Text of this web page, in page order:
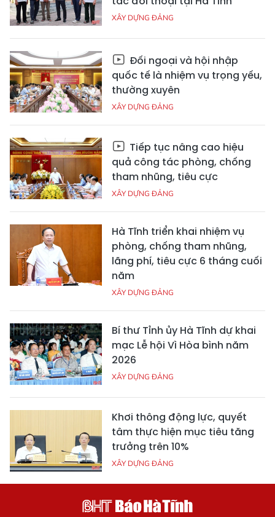
XÂY DỰNG ĐẢNG
Đối ngoại và hội nhập
quốc tế là nhiệm vụ trọng yếu,
thường xuyên
XÂY DỰNG ĐẢNG
Tiếp tục nâng cao hiệu
quả công tác phòng, chống
tham nhũng, tiêu cực
XÂY DỰNG ĐẢNG
Hà Tĩnh triển khai nhiệm vụ
phòng, chống tham nhũng,
lãng phí, tiêu cực 6 tháng cuối
năm
XÂY DỰNG ĐẢNG
Bí thư Tỉnh ủy Hà Tĩnh dự khai
mạc Lễ hội Vì Hòa bình năm
2026
XÂY DỰNG ĐẢNG
Khơi thông động lực, quyết
tâm thực hiện mục tiêu tăng
trưởng trên 10%
XÂY DỰNG ĐẢNG